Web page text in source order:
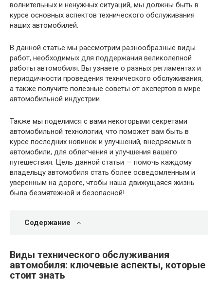
волнительных и ненужных ситуаций, мы должны быть в
курсе основных аспектов технического обслуживания
наших автомобилей.
В данной статье мы рассмотрим разнообразные виды
работ, необходимых для поддержания великолепной
работы автомобиля. Вы узнаете о разных регламентах и
периодичности проведения технического обслуживания,
а также получите полезные советы от экспертов в мире
автомобильной индустрии.
Также мы поделимся с вами некоторыми секретами
автомобильной технологии, что поможет вам быть в
курсе последних новинок и улучшений, внедряемых в
автомобили, для облегчения и улучшения вашего
путешествия. Цель данной статьи — помочь каждому
владельцу автомобиля стать более осведомленным и
уверенным на дороге, чтобы наша движущаяся жизнь
была безмятежной и безопасной!
Содержание
Виды технического обслуживания
автомобиля: ключевые аспекты, которые
стоит знать